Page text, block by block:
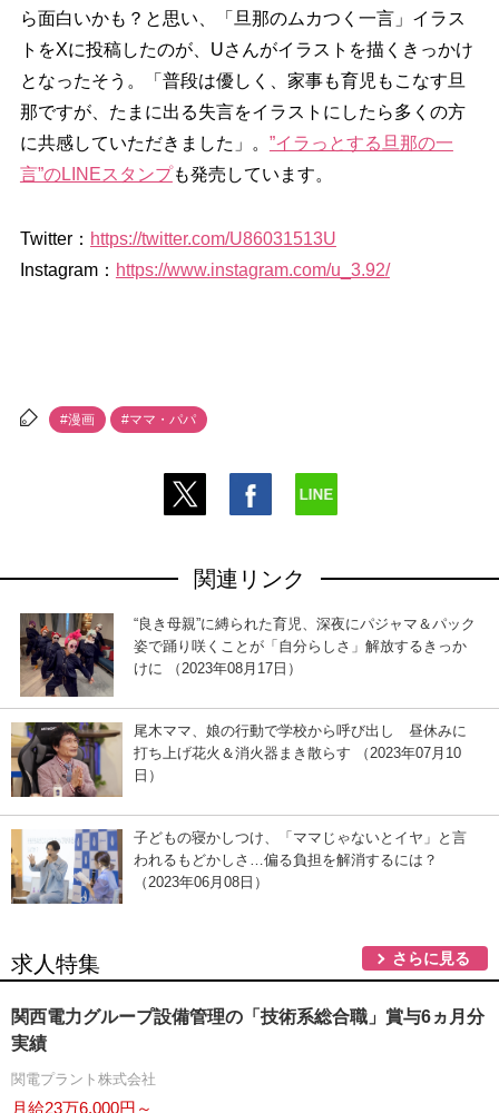
ら面白いかも？と思い、「旦那のムカつく一言」イラス
トをXに投稿したのが、Uさんがイラストを描くきっかけ
となったそう。「普段は優しく、家事も育児もこなす旦
那ですが、たまに出る失言をイラストにしたら多くの方
に共感していただきました」。 ”イラっとする旦那の一
言”のLINEスタンプも発売しています。
Twitter： https://twitter.com/U86031513U
Instagram： https://www.instagram.com/u_3.92/
#漫画 #ママ・パパ
関連リンク
“良き母親”に縛られた育児、深夜にパジャマ＆パック
姿で踊り咲くことが「自分らしさ」解放するきっか
けに （2023年08月17日）
尾木ママ、娘の行動で学校から呼び出し 昼休みに
打ち上げ花火＆消火器まき散らす （2023年07月10
日）
子どもの寝かしつけ、「ママじゃないとイヤ」と言
われるもどかしさ…偏る負担を解消するには？
（2023年06月08日）
求人特集 さらに見る
関西電力グループ設備管理の「技術系総合職」賞与6ヵ月分
実績
関電プラント株式会社
月給23万6,000円～